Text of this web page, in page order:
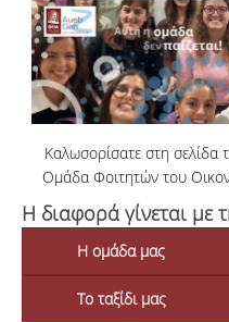
Καλωσορίσατε στη σελίδα
Ομάδα Φοιτητών του
Η διαφορά γίνεται με
Η ομάδα μας
Το ταξίδι μας